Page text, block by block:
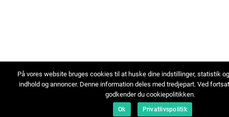
På vores website bruges cookies til at huske dine indstillinger, statistik
indhold og annoncer. Denne information deles med tredjepart. Ved
godkender du cookiepolitikken.
Ok Privatlivspolitik